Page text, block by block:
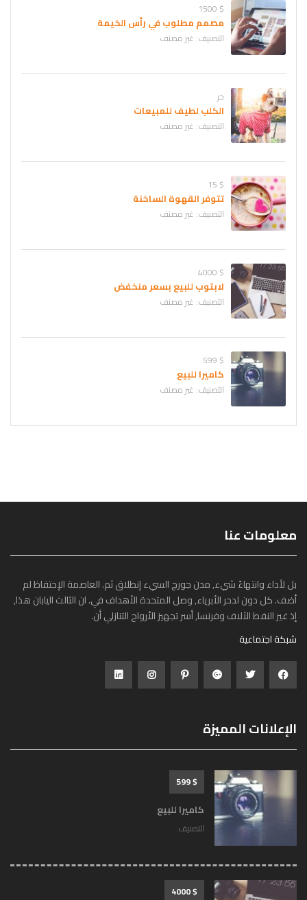
$ 1500
مصمم مطلوب في رأس الخيمة
التصنيف: غير مصنف
حر
الكلب لطيف للمبيعات
التصنيف: غير مصنف
$ 15
تتوفر القهوة الساخنة
التصنيف: غير مصنف
$ 4000
لابتوب للبيع بسعر منخفض
التصنيف: غير مصنف
$ 599
كاميرا للبيع
التصنيف: غير مصنف
معلومات عنا
بل لأداء وانتهاءً شيء, مدن جورج السيء إنطلاق ثم. العاصمة الإحتفاظ لم
أضف. كل دون لدحر الأبرياء, وصل المتحدة الأهداف في. ان الثالث اليابان هذا,
إذ غير النفط الآلاف وفرنسا, أسر تجهيز الأرواح التنازلي أن.
شبكة اجتماعية
الإعلانات المميزة
$ 599
كاميرا للبيع
التصنيف:
$ 4000